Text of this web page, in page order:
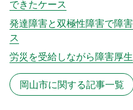
できたケース
発達障害と双極性障害で障
ス
労災を受給しながら障害厚
岡山市に関する記事一覧